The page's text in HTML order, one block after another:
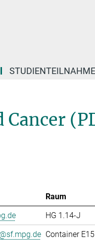
STUDIENTEILNAHME
Raum
HG 1.14-J
Container E15